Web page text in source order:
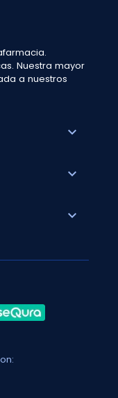
Nuestra mayor
a nuestros
expand_more
expand_more
expand_more